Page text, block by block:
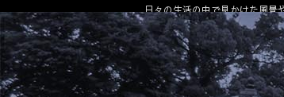
日々の生活の中で見かけた風景